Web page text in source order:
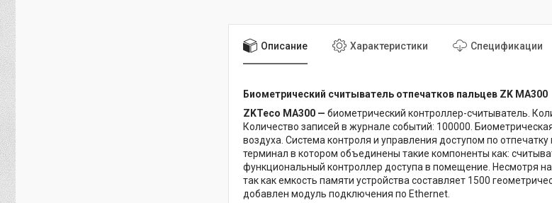
Описание Характеристики Спецификации
Биометрический считыватель отпечатков пальцев ZK MA300
ZKTeco MA300 — биометрический контроллер-считыватель.
Количество записей в журнале событий: 100000.
воздуха. Система контроля и управления доступом по
терминал в котором объединены такие компоненты как:
функциональный контроллер доступа в помещение. Несмотря
так как емкость памяти устройства составляет 1500
добавлен модуль подключения по Ethernet.